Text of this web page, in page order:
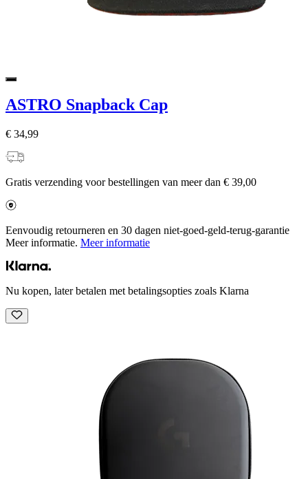
ASTRO Snapback Cap
€ 34,99
Gratis verzending voor bestellingen van meer dan € 39,00
Eenvoudig retourneren en 30 dagen niet-goed-geld-terug-garantie
Meer informatie. Meer informatie
Nu kopen, later betalen met betalingsopties zoals Klarna